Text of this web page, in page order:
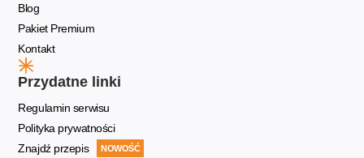
Blog
Pakiet Premium
Kontakt
Przydatne linki
Regulamin serwisu
Polityka prywatności
Znajdź przepis
NOWOŚĆ